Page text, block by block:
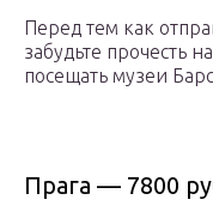
Перед тем как
забудьте прочесть
посещать музеи
Прага — 7800